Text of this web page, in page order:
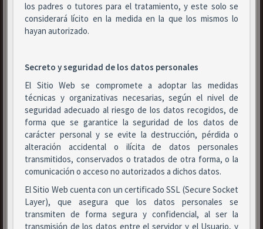
los padres o tutores para el tratamiento, y este solo se
considerará lícito en la medida en la que los mismos lo
hayan autorizado.
Secreto y seguridad de los datos personales
El Sitio Web se compromete a adoptar las medidas
técnicas y organizativas necesarias, según el nivel de
seguridad adecuado al riesgo de los datos recogidos, de
forma que se garantice la seguridad de los datos de
carácter personal y se evite la destrucción, pérdida o
alteración accidental o ilícita de datos personales
transmitidos, conservados o tratados de otra forma, o la
comunicación o acceso no autorizados a dichos datos.
El Sitio Web cuenta con un certificado SSL (Secure Socket
Layer), que asegura que los datos personales se
transmiten de forma segura y confidencial, al ser la
transmisión de los datos entre el servidor y el Usuario, y